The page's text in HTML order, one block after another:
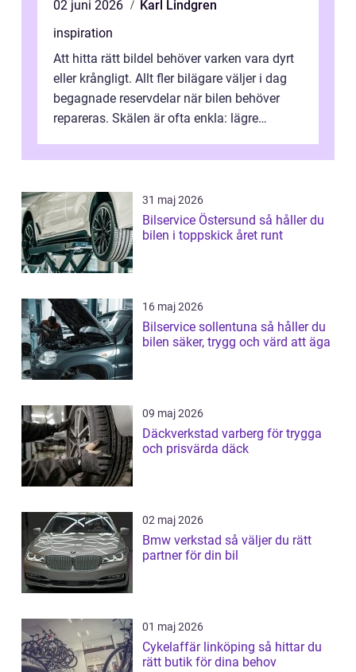
02 juni 2026
Karl Lindgren
inspiration
Att hitta rätt bildel behöver varken vara dyrt
eller krångligt. Allt fler bilägare väljer i dag
begagnade reservdelar när bilen behöver
repareras. Skälen är ofta enkla: lägre
31 maj 2026
Bilservice Östersund så håller du
bilen i toppskick året runt
16 maj 2026
Bilservice sollentuna så håller du
bilen säker, trygg och värd att äga
09 maj 2026
Däckverkstad varberg för trygga
och prisvärda däck
02 maj 2026
Bmw verkstad så väljer du rätt
partner för din bil
01 maj 2026
Cykelaffär linköping så hittar du
rätt butik för dina behov